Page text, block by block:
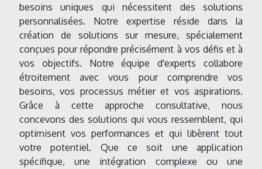
besoins uniques qui nécessitent des solutions
personnalisées. Notre expertise réside dans la
création de solutions sur mesure, spécialement
conçues pour répondre précisément à vos défis et à
vos objectifs. Notre équipe d'experts collabore
étroitement avec vous pour comprendre vos
besoins, vos processus métier et vos aspirations.
Grâce à cette approche consultative, nous
concevons des solutions qui vous ressemblent, qui
optimisent vos performances et qui libèrent tout
votre potentiel. Que ce soit une application
spécifique, une intégration complexe ou une